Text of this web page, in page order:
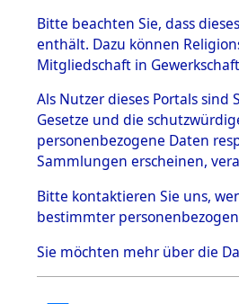
BESTÄNDE
1.
mente
5. Verschiedenes
5.3
Todesmärsche
5.3.1 Alliierte
Erhebungen
zu
Todesmärsch
en
5.3.2
Bitte beachten Sie, dass
enthält. Dazu können
Mitgliedschaft in
Als Nutzer dieses Portals
Gesetze und die
personenbezogene Daten
Sammlungen erscheinen,
Bitte kontaktieren Sie uns,
bestimmter
Sie möchten mehr über die